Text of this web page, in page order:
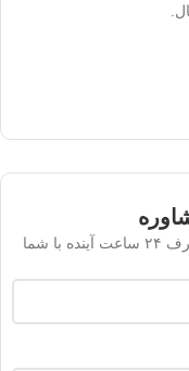
لطفاً فرم زیر را تکمیل کنید تا همکاران ما ظرف ۲۴ ساعت آینده با شما